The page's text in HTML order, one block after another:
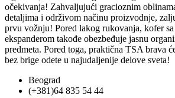
očekivanja! Zahvaljujući gracioznim
detaljima i održivom načinu proizvodnje,
prvu vožnju! Pored lakog rukovanja, kofer
ekspanderom takođe obezbeđuje jasnu
predmeta. Pored toga, praktična TSA brava
bez brige odete u najudaljenije delove sveta!
Beograd
(+381)64 835 54 44